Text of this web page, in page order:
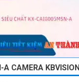
A CAMERA KBVISION